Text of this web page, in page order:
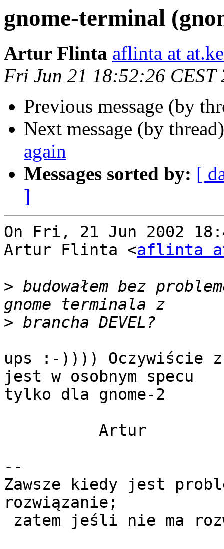
gnome-terminal
Artur Flinta aflinta at
Fri Jun 21 18:52:26 CEST
Previous message (by
Next message (by
again
Messages sorted by: [
]
On Fri, 21 Jun 2002
Artur Flinta <aflinta
> budowałem bez
>
ups :-)))) Oczywiście z
jest w osobnym specu
tylko dla gnome-2
--
Zawsze kiedy jest
rozwiązanie;